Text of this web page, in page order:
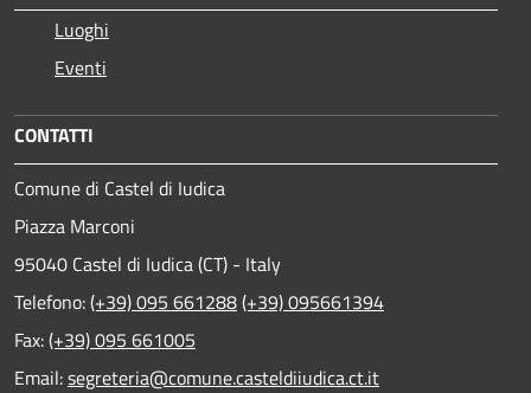
Luoghi
Eventi
CONTATTI
Comune di Castel di Iudica
Piazza Marconi
95040 Castel di Iudica (CT) - Italy
Telefono:(+39) 095 661288(+39) 095661394
Fax:(+39) 095 661005
Email:segreteria@comune.casteldiiudica.ct.it